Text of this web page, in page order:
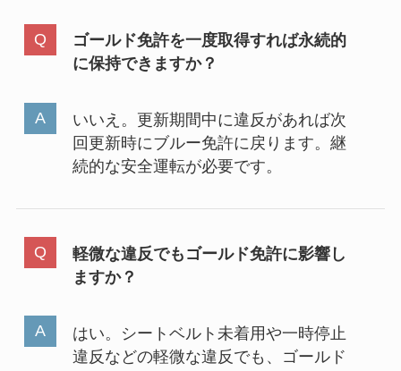
ゴールド免許を一度取得すれば永続的
に保持できますか？
いいえ。更新期間中に違反があれば次
回更新時にブルー免許に戻ります。継
続的な安全運転が必要です。
軽微な違反でもゴールド免許に影響し
ますか？
はい。シートベルト未着用や一時停止
違反などの軽微な違反でも、ゴールド